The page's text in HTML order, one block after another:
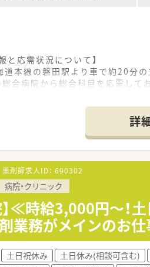
と応需状況について】
本線の磐田駅より車で約20分の
合病院から総合科目を応需して
を中心に展開する調剤薬局グルー
出店を行わず、門前医療機関との
の取得率は100％を誇り、男性
と雰囲気】
階建ての広々とした作りで、清潔
剤師を含めコミュニケーションが
広くゆったりとしており、患者
るモデル年収】
験者モデルで年収500万円から
詳
薬剤師求人ID： 690302
病院・クリニック
】≪時給3,000円～！
業務がメインのお
土日祝休み 土日休み(相談可含む)